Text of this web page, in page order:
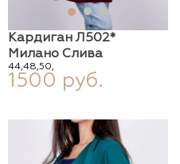
Кардиган Л502*
Милано Слива
44,48,50,
1500 руб.